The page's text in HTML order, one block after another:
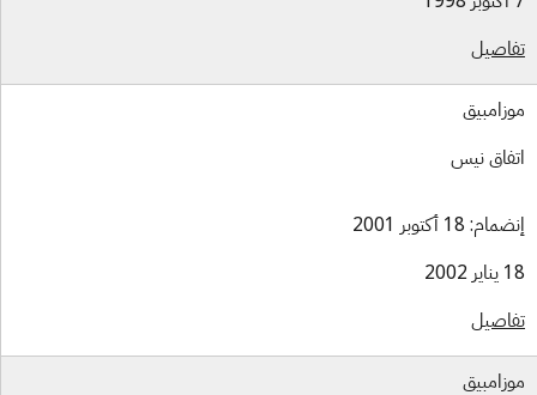
نيس
18 أكتوبر 2001